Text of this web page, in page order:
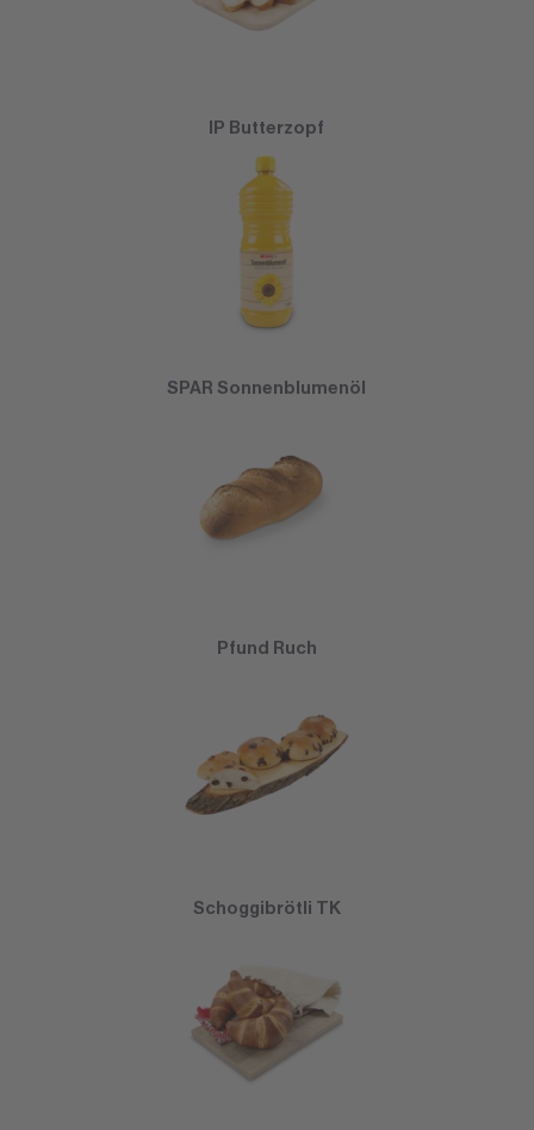
IP Butterzopf
SPAR Sonnenblumenöl
Pfund Ruch
Schoggibrötli TK